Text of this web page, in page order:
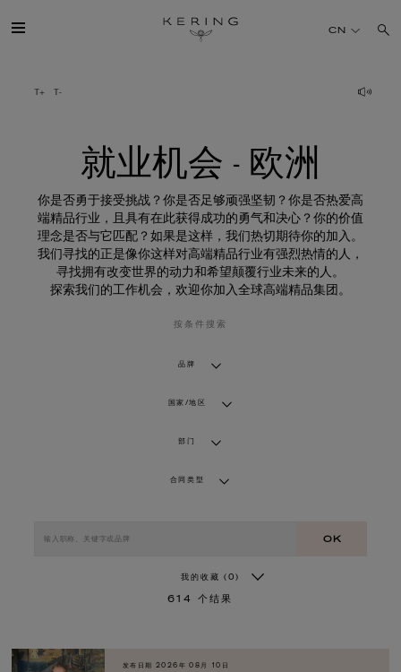
业
机
可持续发展
FINANCE
加入我们
CN
就业机会 - 欧洲
你是否勇于接受挑战？你是否足够顽强坚韧？你是否热爱高
端精品行业，且具有在此获得成功的勇气和决心？你的价值
理念是否与它匹配？如果是这样，我们热切期待你的加入。
我们寻找的正是像你这样对高端精品行业有强烈热情的人，
寻找拥有改变世界的动力和希望颠覆行业未来的人。
探索我们的工作机会，欢迎你加入全球高端精品集团。
按条件搜索
品牌
国家/地区
部门
合同类型
OK
我的收藏 (0)
614 个结果
发布日期 2026年 08月 10日